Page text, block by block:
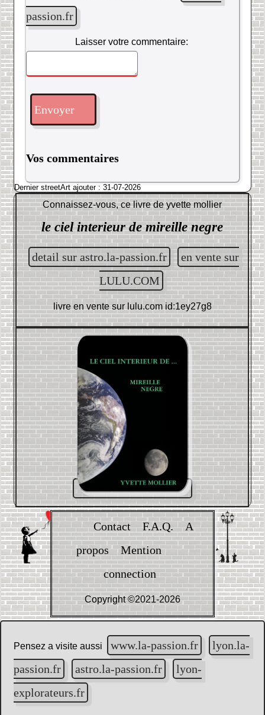
passion.fr
Laisser votre commentaire:
Envoyer
Vos commentaires
Dernier streetArt ajouter : 31-07-2026
Connaissez-vous, ce livre deyvette mollier
le ciel interieur de mireille negre
detail sur astro.la-passion.fr
en vente sur
LULU.COM
livre en vente surlulu.com id:1ey27g8
Contact F.A.Q.
A
propos
Mention
connection
Copyright ©2021-2026
Pensez a visite aussi www.la-passion.fr
lyon.la-
passion.fr
astro.la-passion.fr
lyon-
explorateurs.fr